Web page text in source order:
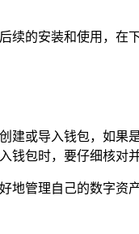
的安装和使用，在
建或导入钱包，如
包时，要仔细核对
地管理自己的数字资